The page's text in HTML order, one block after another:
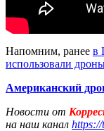
Напомним, ранее в
использовали
Американский
Новости от
на наш канал https://